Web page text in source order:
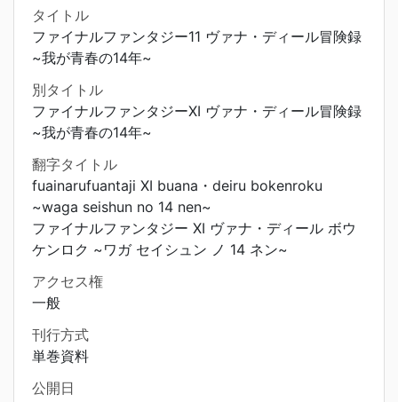
タイトル
ファイナルファンタジー11 ヴァナ・ディール冒険録
~我が青春の14年~
別タイトル
ファイナルファンタジーXI ヴァナ・ディール冒険録
~我が青春の14年~
翻字タイトル
fuainarufuantaji XI buana・deiru bokenroku
~waga seishun no 14 nen~
ファイナルファンタジー XI ヴァナ・ディール ボウ
ケンロク ~ワガ セイシュン ノ 14 ネン~
アクセス権
一般
刊行方式
単巻資料
公開日